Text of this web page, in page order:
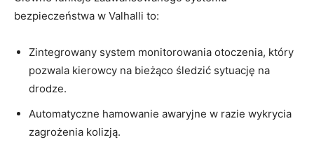
bezpieczeństwa w Valhalli to:
Zintegrowany system monitorowania otoczenia,​ który⁢
pozwala kierowcy‌ na bieżąco śledzić sytuację na
drodze.
Automatyczne hamowanie awaryjne w‌ razie wykrycia
zagrożenia kolizją.